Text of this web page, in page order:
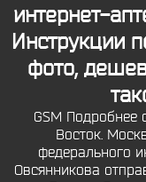
интернет-
Инструкции
фото,
GSM Подробнее
Восток.
федерального
Овсянникова